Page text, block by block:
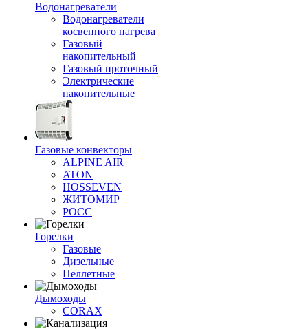
Водонагреватели
Водонагреватели
косвенного нагрева
Газовый
накопительный
Газовый проточный
Электрические
накопительные
Газовые конвекторы
ALPINE AIR
ATON
HOSSEVEN
ЖИТОМИР
РОСС
Горелки
Газовые
Дизельные
Пеллетные
Дымоходы
CORAX